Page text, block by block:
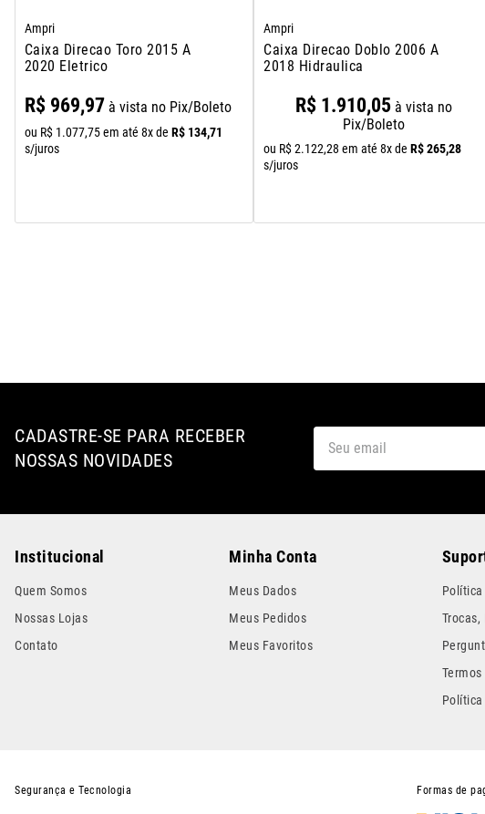
Ampri
Caixa Direcao Toro 2015 A
2020 Eletrico
R$ 969,97 à vista no Pix/Boleto
ou R$ 1.077,75em até 8x de R$ 134,71
s/juros
Ampri
Caixa Direcao Doblo 2006 A
2018 Hidraulica
R$ 1.910,05à vista no
Pix/Boleto
ou R$ 2.122,28 em até 8x de R$ 265,28
s/juros
CADASTRE-SE PARA RECEBER
NOSSAS NOVIDADES
Institucional
Quem Somos
Nossas Lojas
Contato
Minha Conta
Meus Dados
Meus Pedidos
Meus Favoritos
Trocas,
Política
Segurança e Tecnologia Formas de